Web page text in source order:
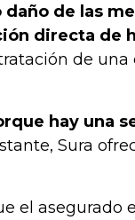
de las
directa de
de
hay una
Sura
el asegurado